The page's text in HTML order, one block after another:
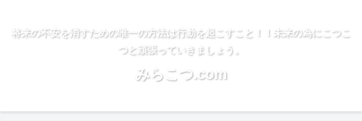
将来の不安を消すための唯一の方法は行動を起こすこと！！未来の為にこつこ
つと頑張っていきましょう。
みらこつ.com